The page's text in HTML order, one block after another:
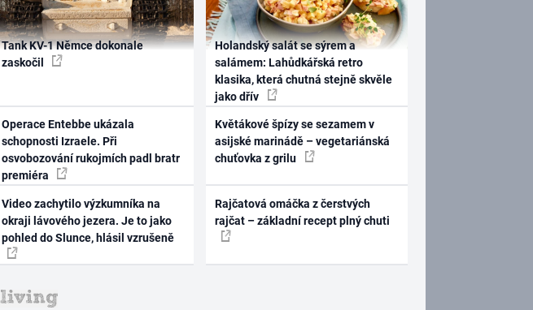
Tank KV-1 Němce dokonale
zaskočil
Operace Entebbe ukázala
schopnosti Izraele. Při
osvobozování rukojmích padl bratr
premiéra
Video zachytilo výzkumníka na
okraji lávového jezera. Je to jako
pohled do Slunce, hlásil vzrušeně
Holandský salát se sýrem a
salámem: Lahůdkářská retro
klasika, která chutná stejně skvěle
jako dřív
Květákové špízy se sezamem v
asijské marinádě – vegetariánská
chuťovka z grilu
Rajčatová omáčka z čerstvých
rajčat – základní recept plný chuti